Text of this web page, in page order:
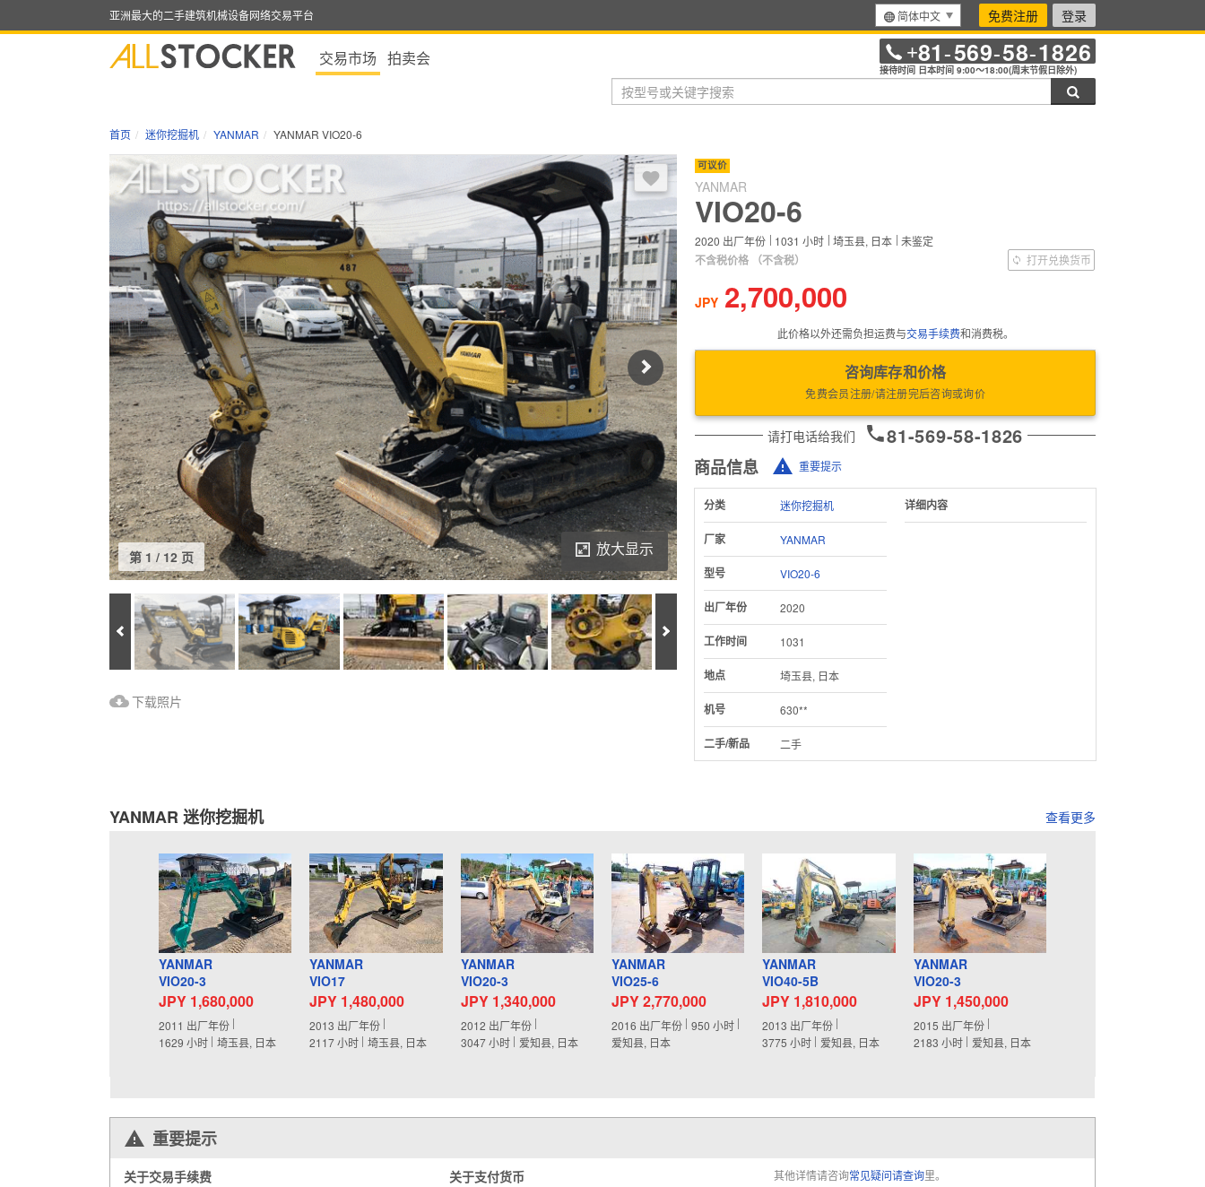
亚洲最大的二手建筑机械设备网络交易平台 简体中文 免费注册 登录
交易市场 拍卖会 +81-569-58-1826
接待时间 日本时间 9:00～18:00(周末节假日除外)
首页 迷你挖掘机 YANMAR YANMAR VIO20-6
可议价
YANMAR
VIO20-6
2020 出厂年份 1031 小时 埼玉县, 日本 未鉴定
第 1 / 12 页 放大显示
登录后，可以收藏到收藏夹
Prev Next
下载照片
不含税价格 （不含税）
JPY 2,700,000
打开兑换货币
此价格以外还需负担运费与交易手续费和消费税。
咨询库存和价格
免费会员注册/请注册完后咨询或询价
请打电话给我们 81-569-58-1826
商品信息 重要提示
分类 迷你挖掘机
厂家 YANMAR
型号 VIO20-6
出厂年份 2020
工作时间 1031
地点 埼玉县, 日本
机号 630**
二手/新品 二手
详细内容
YANMAR 迷你挖掘机 查看更多
YANMAR
VIO20-3
JPY 1,680,000
2011 出厂年份
1629 小时 埼玉县, 日本
YANMAR
VIO17
JPY 1,480,000
2013 出厂年份
2117小时 埼玉县, 日本
YANMAR
VIO20-3
JPY 1,340,000
2012 出厂年份
3047小时 爱知县, 日本
YANMAR
VIO25-6
JPY 2,770,000
2016 出厂年份 950 小时
爱知县, 日本
YANMAR
VIO40-5B
JPY 1,810,000
2013 出厂年份
3775 小时 爱知县, 日本
YANMAR
VIO20-3
JPY 1,450,000
2015 出厂年份
2183 小时 爱知县, 日本
重要提示
关于交易手续费 关于支付货币 其他详情请咨询常见疑问请查询里。